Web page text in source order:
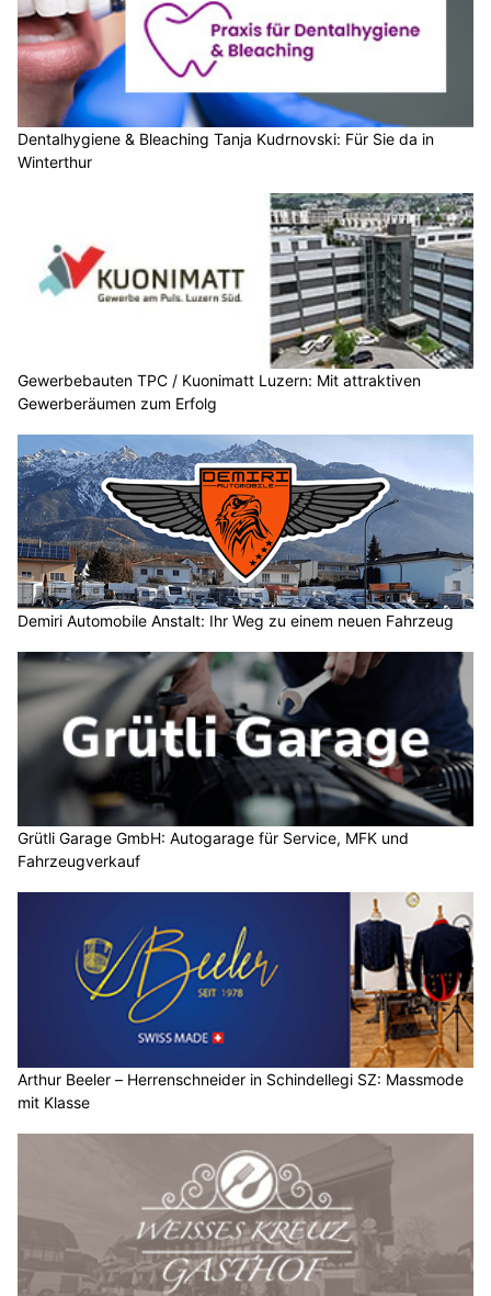
Dentalhygiene & Bleaching Tanja Kudrnovski: Für Sie da in
Winterthur
Gewerbebauten TPC / Kuonimatt Luzern: Mit attraktiven
Gewerberäumen zum Erfolg
Demiri Automobile Anstalt: Ihr Weg zu einem neuen Fahrzeug
Grütli Garage GmbH: Autogarage für Service, MFK und
Fahrzeugverkauf
Arthur Beeler – Herrenschneider in Schindellegi SZ: Massmode
mit Klasse